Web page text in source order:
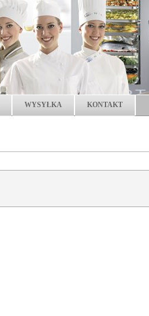
WYSYŁKA KONTAKT